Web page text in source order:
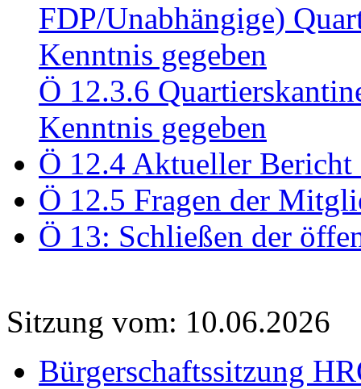
FDP/Unabhängige)
Kenntnis gegeben
Ö 12.3.6
Kenntnis gegeben
Ö 12.4 Aktueller Bericht
Ö 12.5 Fragen der
Ö 13: Schließen der
Sitzung vom: 10.06.2026
Bürgerschaftssitzung